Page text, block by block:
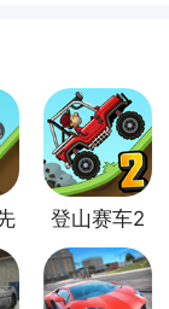
登山赛车2
无限金币钻
石版